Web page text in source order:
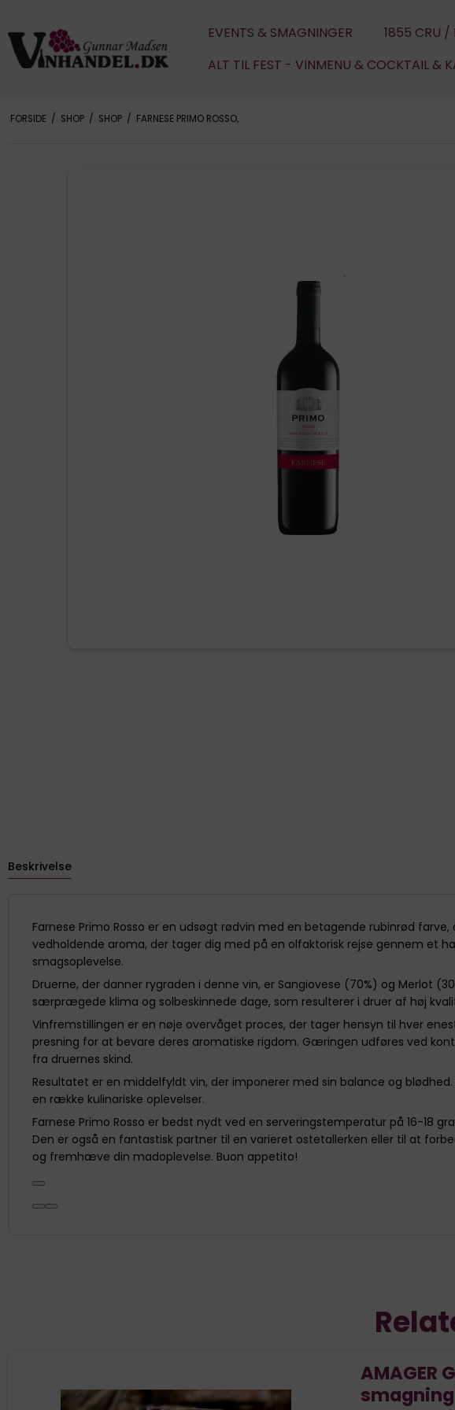
EVENTS & SMAGNINGER 1855 CRU /
ALT TIL FEST - VINMENU & COCKTAIL &
FORSIDE / SHOP / SHOP / FARNESE PRIMO ROSSO,
Beskrivelse
Farnese Primo Rosso er en udsøgt rødvin med en betagende rubinrød
vedholdende aroma, der tager dig med på en olfaktorisk rejse gennem et
smagsoplevelse.
Druerne, der danner rygraden i denne vin, er Sangiovese (70%) og Merlot
særprægede klima og solbeskinnede dage, som resulterer i druer af høj
Vinfremstillingen er en nøje overvåget proces, der tager hensyn til hver
presning for at bevare deres aromatiske rigdom. Gæringen udføres ved
fra druernes skind.
Resultatet er en middelfyldt vin, der imponerer med sin balance og
en række kulinariske oplevelser.
Farnese Primo Rosso er bedst nydt ved en serveringstemperatur på 16-
Den er også en fantastisk partner til en varieret ostetallerken eller til at
og fremhæve din madoplevelse. Buon appetito!
AMAGER
smagning